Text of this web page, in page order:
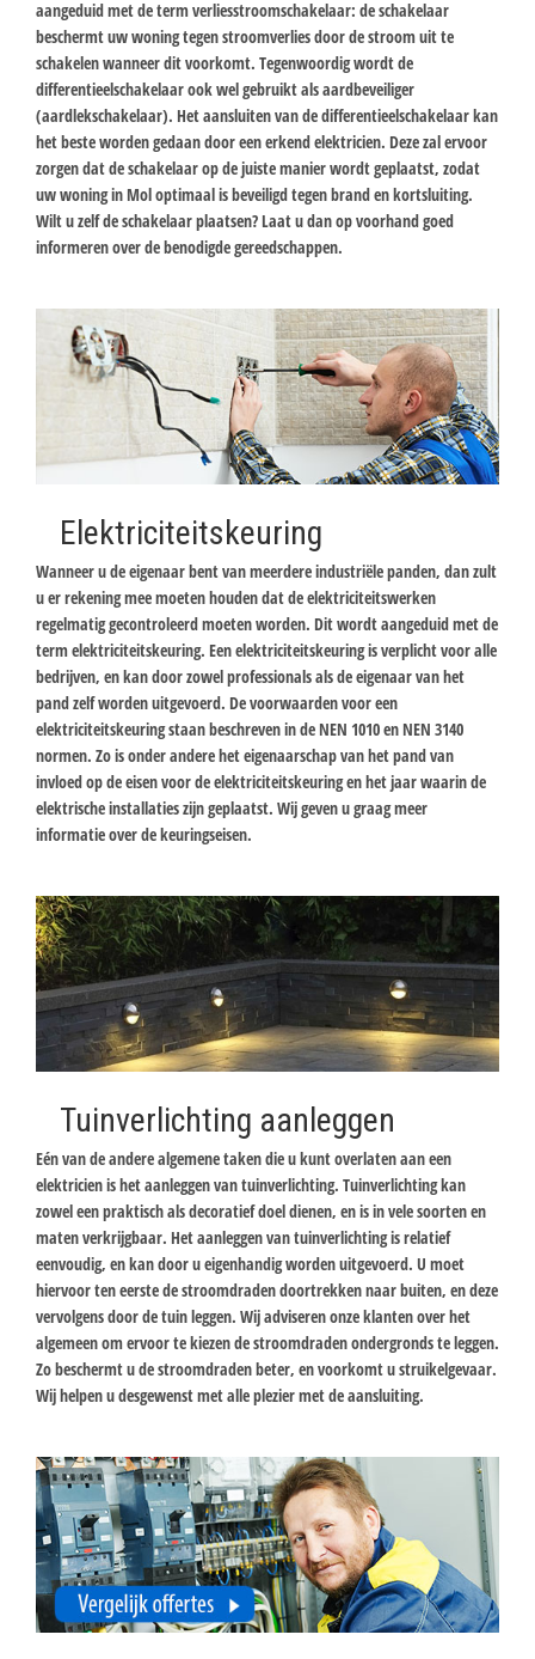
aangeduid met de term verliesstroomschakelaar: de schakelaar
beschermt uw woning tegen stroomverlies door de stroom uit te
schakelen wanneer dit voorkomt. Tegenwoordig wordt de
differentieelschakelaar ook wel gebruikt als aardbeveiliger
(aardlekschakelaar). Het aansluiten van de differentieelschakelaar kan
het beste worden gedaan door een erkend elektricien. Deze zal ervoor
zorgen dat de schakelaar op de juiste manier wordt geplaatst, zodat
uw woning in Mol optimaal is beveiligd tegen brand en kortsluiting.
Wilt u zelf de schakelaar plaatsen? Laat u dan op voorhand goed
informeren over de benodigde gereedschappen.
Elektriciteitskeuring
Wanneer u de eigenaar bent van meerdere industriële panden, dan zult
u er rekening mee moeten houden dat de elektriciteitswerken
regelmatig gecontroleerd moeten worden. Dit wordt aangeduid met de
term elektriciteitskeuring. Een elektriciteitskeuring is verplicht voor alle
bedrijven, en kan door zowel professionals als de eigenaar van het
pand zelf worden uitgevoerd. De voorwaarden voor een
elektriciteitskeuring staan beschreven in de NEN 1010 en NEN 3140
normen. Zo is onder andere het eigenaarschap van het pand van
invloed op de eisen voor de elektriciteitskeuring en het jaar waarin de
elektrische installaties zijn geplaatst. Wij geven u graag meer
informatie over de keuringseisen.
Tuinverlichting aanleggen
Eén van de andere algemene taken die u kunt overlaten aan een
elektricien is het aanleggen van tuinverlichting. Tuinverlichting kan
zowel een praktisch als decoratief doel dienen, en is in vele soorten en
maten verkrijgbaar. Het aanleggen van tuinverlichting is relatief
eenvoudig, en kan door u eigenhandig worden uitgevoerd. U moet
hiervoor ten eerste de stroomdraden doortrekken naar buiten, en deze
vervolgens door de tuin leggen. Wij adviseren onze klanten over het
algemeen om ervoor te kiezen de stroomdraden ondergronds te leggen.
Zo beschermt u de stroomdraden beter, en voorkomt u struikelgevaar.
Wij helpen u desgewenst met alle plezier met de aansluiting.